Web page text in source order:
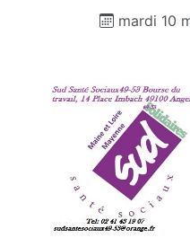
mardi 10